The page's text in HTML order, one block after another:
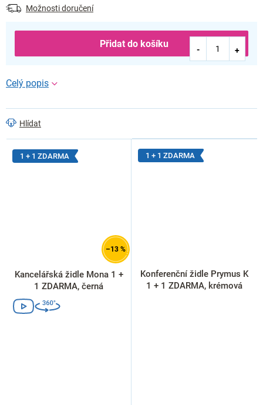
Možnosti doručení
Přidat do košíku
Hlídat
1 + 1 ZDARMA
–13 %
Kancelářská židle Mona 1 +
1 ZDARMA, černá
1 + 1 ZDARMA
Konferenční židle Prymus K
1 + 1 ZDARMA, krémová